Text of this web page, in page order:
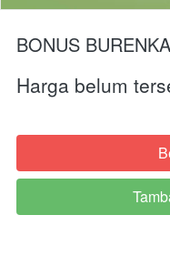
BONUS
Harga belum
`
`